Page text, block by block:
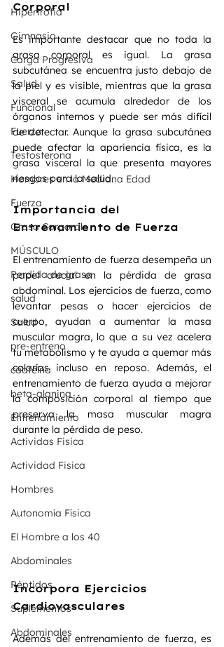
Hipertrofia
Gimnasio
Carga Progresiva
Salud
Funcional
Fuerza
Testosterona
Hombres en la Mediana Edad
Fuerza
Grasa Corporal
MÚSCULO
Perdida de grasa
salud
Salud
pre-entreno
caafeína
beta-alanina
Entrenamiento
Actividas Fisica
Actividad Fisica
Hombres
Autonomía Física
El Hombre a los 40
Abdominales
Péptidos
Suplementos
Abdominales
Corporal
Es importante destacar que no toda la
grasa corporal es igual. La grasa
subcutánea se encuentra justo debajo de
la piel y es visible, mientras que la grasa
visceral se acumula alrededor de los
órganos internos y puede ser más difícil
de detectar. Aunque la grasa subcutánea
puede afectar la apariencia física, es la
grasa visceral la que presenta mayores
riesgos para la salud.
Importancia del
Entrenamiento de Fuerza
El entrenamiento de fuerza desempeña un
papel crucial en la pérdida de grasa
abdominal. Los ejercicios de fuerza, como
levantar pesas o hacer ejercicios de
cuerpo, ayudan a aumentar la masa
muscular magra, lo que a su vez acelera
tu metabolismo y te ayuda a quemar más
calorías incluso en reposo. Además, el
entrenamiento de fuerza ayuda a mejorar
la composición corporal al tiempo que
preserva la masa muscular magra
durante la pérdida de peso.
Incorpora Ejercicios
Cardiovasculares
Además del entrenamiento de fuerza, es